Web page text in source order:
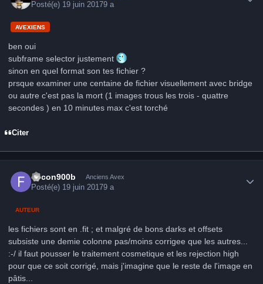
Posté(e) 19 juin 20179 a
AVEXIENS
ben oui
subframe selector justement
sinon en quel format son tes fichier ?
prsque examiner une centaine de fichier visuellement avec bridge
ou autre c'est pas la mort (1 images trous les trois - quattre
secondes ) en 10 minutes max c'est torché
Citer
falcon900b Anciens Avex
Posté(e) 19 juin 20179 a
AUTEUR
les fichiers sont en .fit ; et malgré de bons darks et offsets
subsiste une demie colonne pas/moins corrigee que les autres...
:-/ il faut pousser le traitement cosmetique et les rejection high
pour que ce soit corrigé, mais j'imagine que le reste de l'image en
pâtis...